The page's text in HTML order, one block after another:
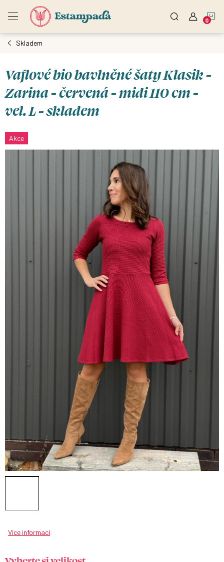
Skladem
Vaflové bio bavlněné šaty Klasik -
Zarina - červená - midi 110 cm -
vel. L - skladem
Akce
Více informací